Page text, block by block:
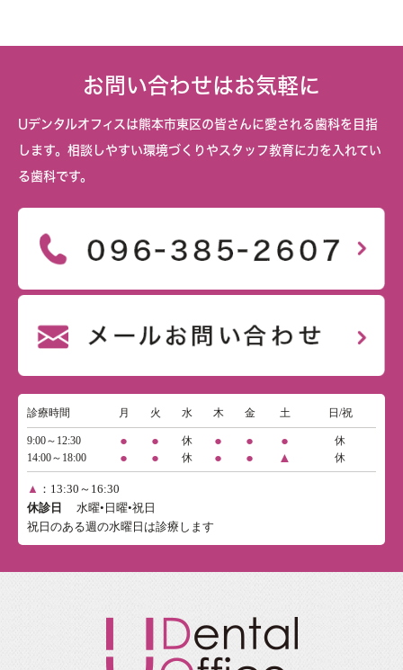
お問い合わせはお気軽に
Uデンタルオフィスは熊本市東区の皆さんに愛される歯科を目指
します。相談しやすい環境づくりやスタッフ教育に力を入れてい
る歯科です。
診療時間 月 火 水 木 金 土 日/祝
9:00～12:30 ● ● 休 ● ● ●
休
14:00～18:00
● ● 休 ● ● ▲ 休
▲ ：13:30～16:30
休診日
水曜•日曜•祝日
祝日のある週の水曜日は診療します